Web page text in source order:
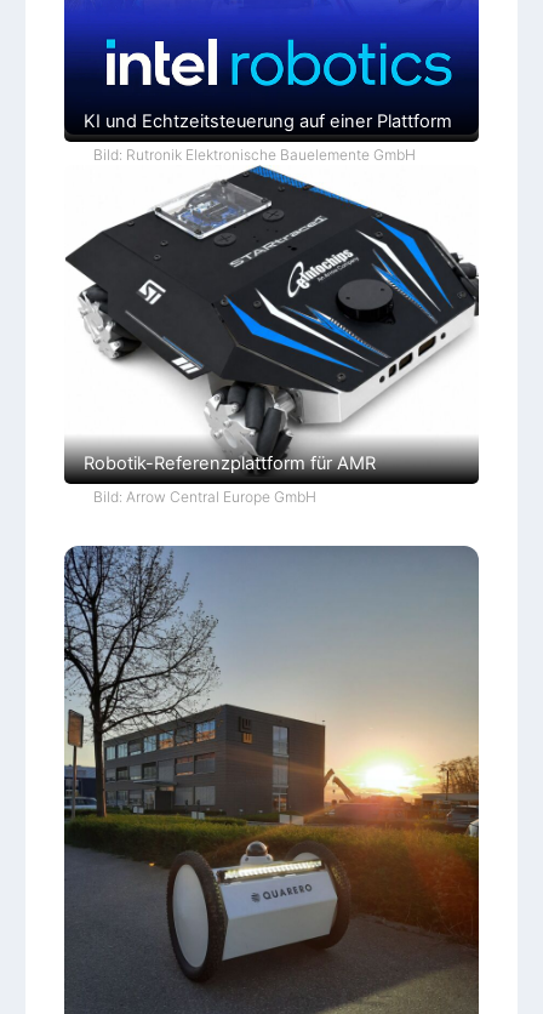
s
u
g
e
n
KI und Echtzeitsteuerung auf einer Plattform
Bild: Rutronik Elektronische Bauelemente GmbH
Robotik-Referenzplattform für AMR
Bild: Arrow Central Europe GmbH